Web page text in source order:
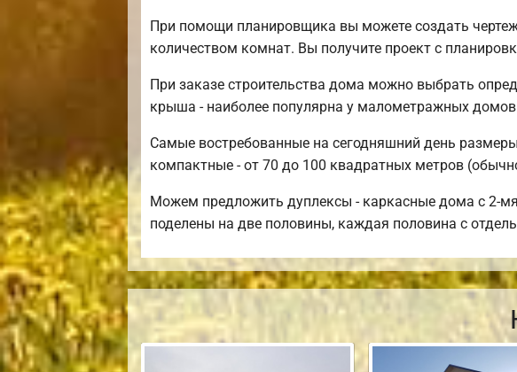
При помощи планировщика вы можете создать
количеством комнат. Вы получите проект с
При заказе строительства дома можно выбрать
крыша - наиболее популярна у малометражных
Самые востребованные на сегодняшний день
компактные - от 70 до 100 квадратных метров
Можем предложить дуплексы - каркасные дома с 2-
поделены на две половины, каждая половина с